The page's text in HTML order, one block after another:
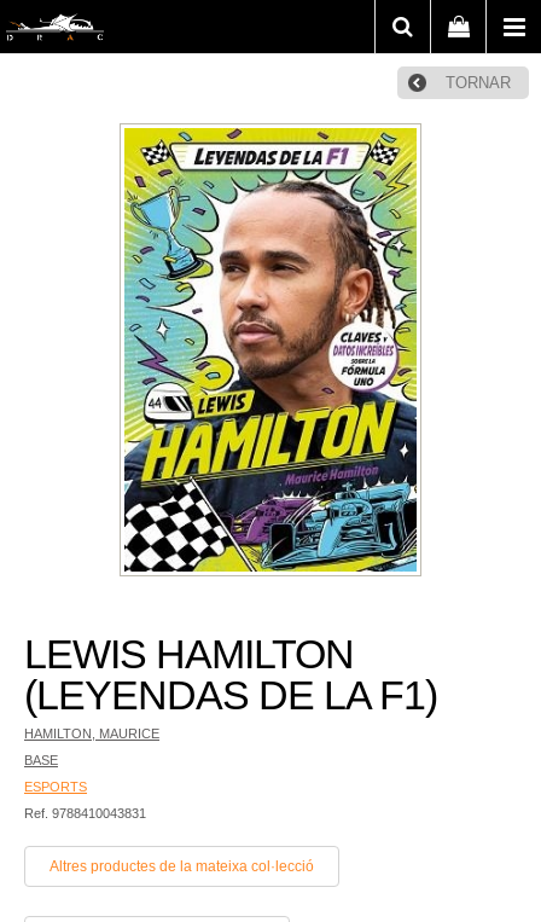
TORNAR
LEWIS HAMILTON
(LEYENDAS DE LA F1)
HAMILTON, MAURICE
BASE
ESPORTS
Ref. 9788410043831
Altres productes de la mateixa col·lecció